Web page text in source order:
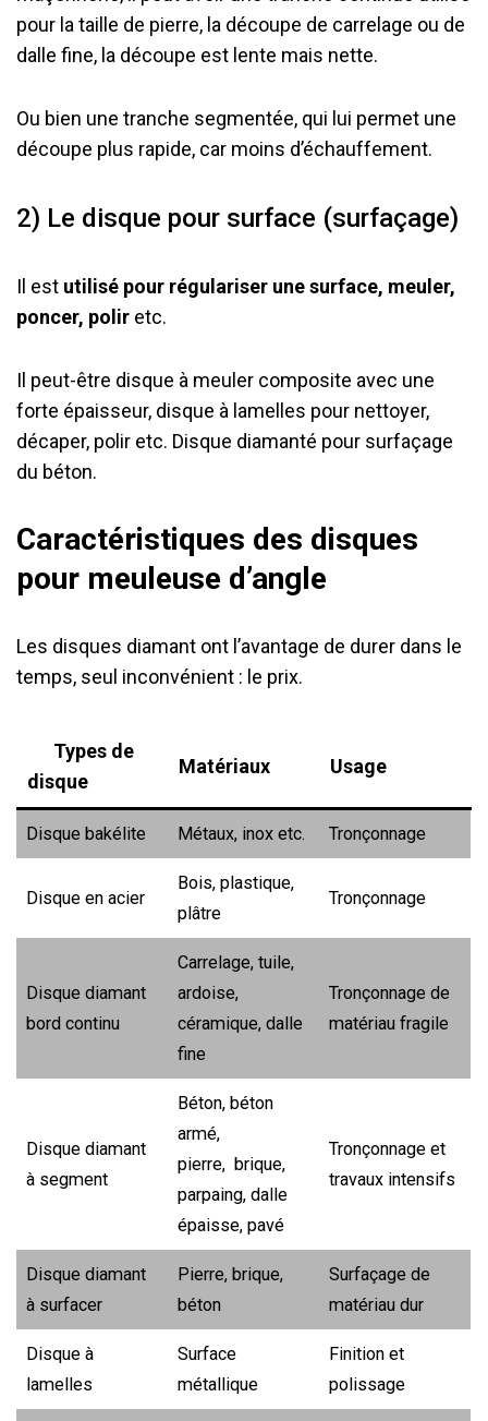
pour la taille de pierre, la découpe de carrelage ou de
dalle fine, la découpe est lente mais nette.
Ou bien une tranche segmentée, qui lui permet une
découpe plus rapide, car moins d’échauffement.
2) Le disque pour surface (surfaçage)
Il est utilisé pour régulariser une surface, meuler,
poncer, polir etc.
Il peut-être disque à meuler composite avec une
forte épaisseur, disque à lamelles pour nettoyer,
décaper, polir etc. Disque diamanté pour surfaçage
du béton.
Caractéristiques des disques
pour meuleuse d’angle
Les disques diamant ont l’avantage de durer dans le
temps, seul inconvénient : le prix.
Types de
disque
Matériaux Usage
Disque bakélite Métaux, inox etc. Tronçonnage
Disque en acier
Bois, plastique,
plâtre
Tronçonnage
Disque diamant
bord continu
Carrelage, tuile,
ardoise,
céramique, dalle
fine
Tronçonnage de
matériau fragile
Disque diamant
à segment
Béton, béton
armé,
pierre, brique,
parpaing, dalle
épaisse, pavé
Tronçonnage et
travaux intensifs
Disque diamant
à surfacer
Pierre, brique,
béton
Surfaçage de
matériau dur
Disque à
lamelles
Surface
métallique
Finition et
polissage